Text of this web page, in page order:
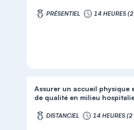
PRÉSENTIEL 14 HEURES
Assurer un accueil physique
de qualité en milieu
DISTANCIEL 14 HEURES (2